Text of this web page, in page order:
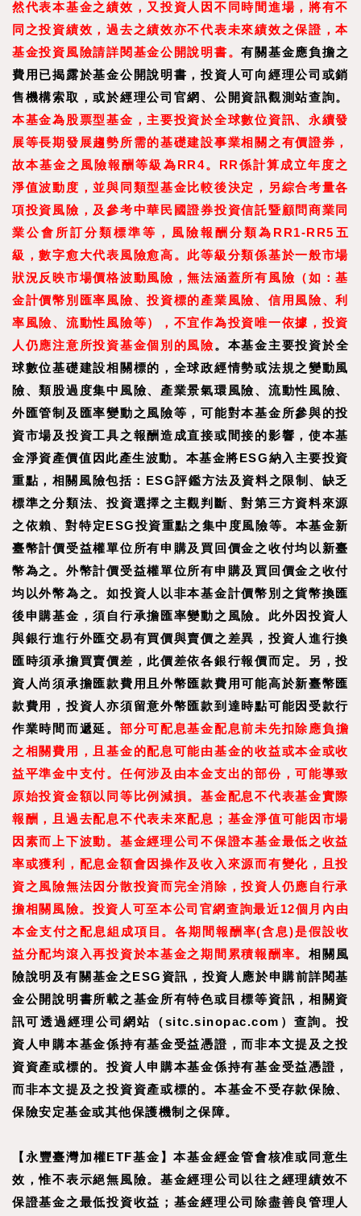
然代表本基金之績效，又投資人因不同時間進場，將有不
同之投資績效，過去之績效亦不代表未來績效之保證，本
基金投資風險請詳閱基金公開說明書。有關基金應負擔之
費用已揭露於基金公開說明書，投資人可向經理公司或銷
售機構索取，或於經理公司官網、公開資訊觀測站查詢。
本基金為股票型基金，主要投資於全球數位資訊、永續發
展等長期發展趨勢所需的基礎建設事業相關之有價證券，
故本基金之風險報酬等級為RR4。RR係計算成立年度之
淨值波動度，並與同類型基金比較後決定，另綜合考量各
項投資風險，及參考中華民國證券投資信託暨顧問商業同
業公會所訂分類標準等，風險報酬分類為RR1-RR5五
級，數字愈大代表風險愈高。此等級分類係基於一般市場
狀況反映市場價格波動風險，無法涵蓋所有風險（如：基
金計價幣別匯率風險、投資標的產業風險、信用風險、利
率風險、流動性風險等），不宜作為投資唯一依據，投資
人仍應注意所投資基金個別的風險。本基金主要投資於全
球數位基礎建設相關標的，全球政經情勢或法規之變動風
險、類股過度集中風險、產業景氣環風險、流動性風險、
外匯管制及匯率變動之風險等，可能對本基金所參與的投
資市場及投資工具之報酬造成直接或間接的影響，使本基
金淨資產價值因此產生波動。本基金將ESG納入主要投資
重點，相關風險包括：ESG評鑑方法及資料之限制、缺乏
標準之分類法、投資選擇之主觀判斷、對第三方資料來源
之依賴、對特定ESG投資重點之集中度風險等。本基金新
臺幣計價受益權單位所有申購及買回價金之收付均以新臺
幣為之。外幣計價受益權單位所有申購及買回價金之收付
均以外幣為之。如投資人以非本基金計價幣別之貨幣換匯
後申購基金，須自行承擔匯率變動之風險。此外因投資人
與銀行進行外匯交易有買價與賣價之差異，投資人進行換
匯時須承擔買賣價差，此價差依各銀行報價而定。另，投
資人尚須承擔匯款費用且外幣匯款費用可能高於新臺幣匯
款費用，投資人亦須留意外幣匯款到達時點可能因受款行
作業時間而遞延。 部分可配息基金配息前未先扣除應負擔
之相關費用，且基金的配息可能由基金的收益或本金或收
益平準金中支付。任何涉及由本金支出的部份，可能導致
原始投資金額以同等比例減損。基金配息不代表基金實際
報酬，且過去配息不代表未來配息；基金淨值可能因市場
因素而上下波動。基金經理公司不保證本基金最低之收益
率或獲利，配息金額會因操作及收入來源而有變化，且投
資之風險無法因分散投資而完全消除，投資人仍應自行承
擔相關風險。投資人可至本公司官網查詢最近12個月內由
本金支付之配息組成項目。各期間報酬率(含息)是假設收
益分配均滾入再投資於本基金之期間累積報酬率。相關風
險說明及有關基金之ESG資訊，投資人應於申購前詳閱基
金公開說明書所載之基金所有特色或目標等資訊，相關資
訊可透過經理公司網站（sitc.sinopac.com）查詢。 投
資人申購本基金係持有基金受益憑證，而非本文提及之投
資資產或標的。投資人申購本基金係持有基金受益憑證，
而非本文提及之投資資產或標的。本基金不受存款保險、
保險安定基金或其他保護機制之保障。
【永豐臺灣加權ETF基金】本基金經金管會核准或同意生
效，惟不表示絕無風險。基金經理公司以往之經理績效不
保證基金之最低投資收益；基金經理公司除盡善良管理人